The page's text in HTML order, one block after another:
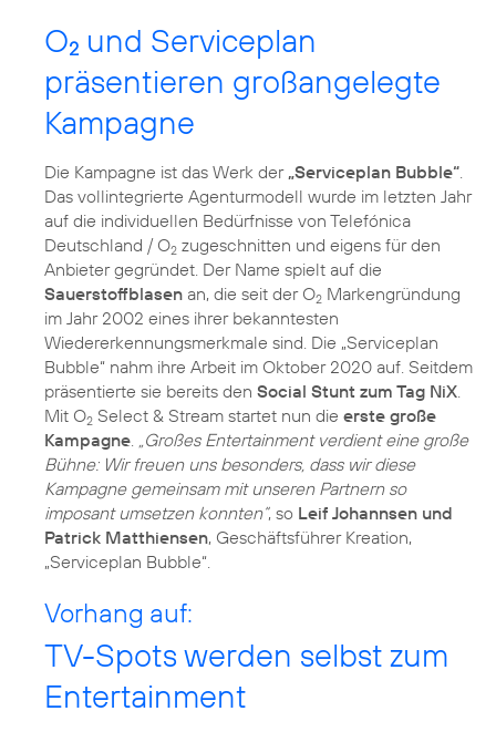
O2 und Serviceplan
präsentieren großangelegte
Kampagne
Die Kampagne ist das Werk der „Serviceplan Bubble“
Das vollintegrierte Agenturmodell wurde im letzten Jahr
auf die individuellen Bedürfnisse von Telefónica
Deutschland / O2 zugeschnitten und eigens für den
Anbieter gegründet. Der Name spielt auf die
Sauerstoffblasen an, die seit der O2 Markengründung
im Jahr 2002 eines ihrer bekanntesten
Wiedererkennungsmerkmale sind. Die „Serviceplan
Bubble“ nahm ihre Arbeit im Oktober 2020 auf. Seitdem
präsentierte sie bereits den Social Stunt zum Tag NiX
Mit O2 Select & Stream startet nun die erste große
Kampagne
„Großes Entertainment verdient eine große
Bühne: Wir freuen uns besonders, dass wir diese
Kampagne gemeinsam mit unseren Partnern so
imposant umsetzen konnten“, so Leif Johannsen und
Patrick Matthiensen, Geschäftsführer Kreation,
„Serviceplan Bubble“.
Vorhang auf:
TV-Spots werden selbst zum
Entertainment